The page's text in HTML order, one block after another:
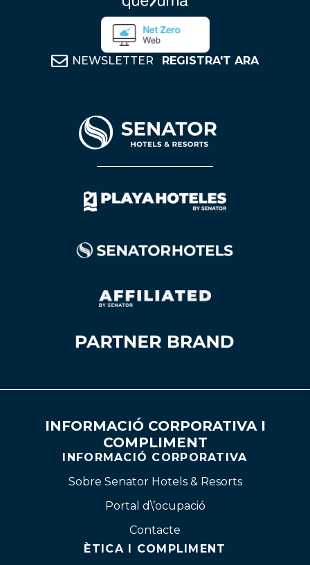
NEWSLETTER REGISTRA'T ARA
INFORMACIÓ CORPORATIVA I
COMPLIMENT
INFORMACIÓ CORPORATIVA
Sobre Senator Hotels & Resorts
Portal d\’ocupació
Contacte
ÈTICA I COMPLIMENT